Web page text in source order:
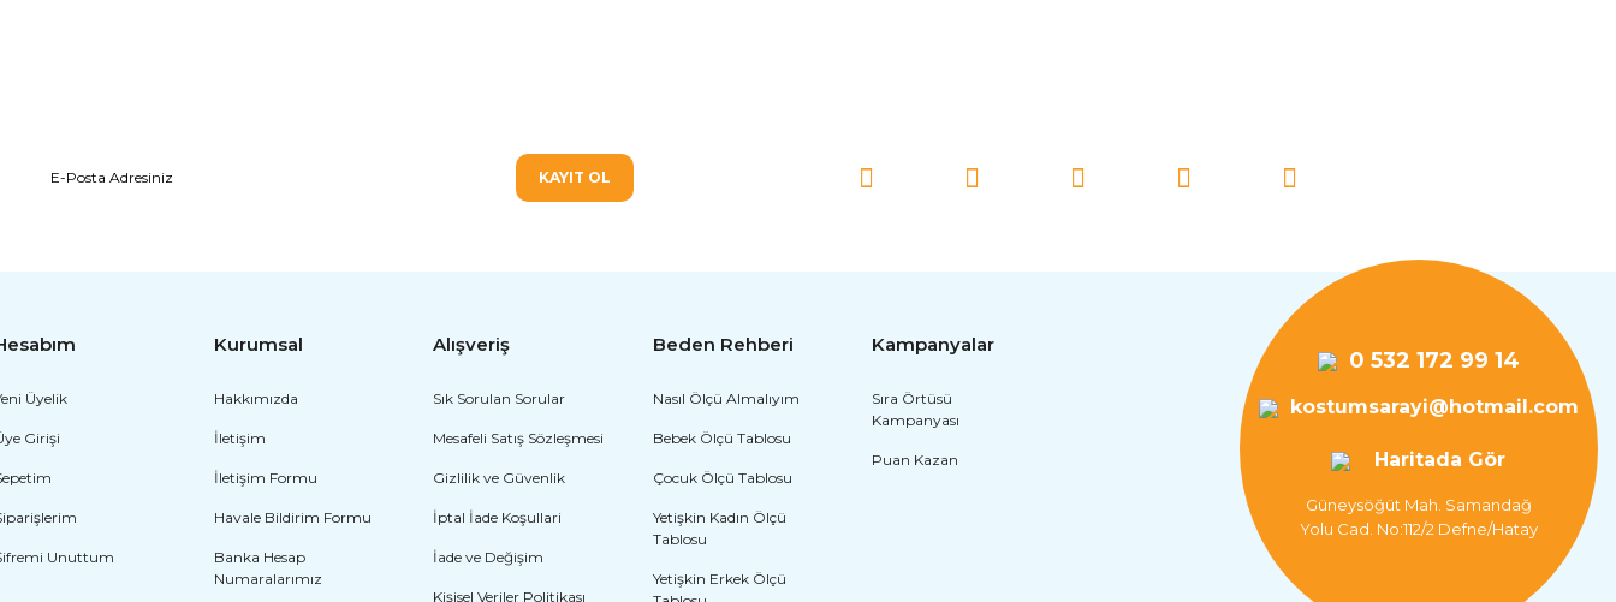
KAYIT OL
Üyelik
Girişi
Unuttum
Kurumsal
Hakkımızda
İletişim
İletişim Formu
Havale Bildirim Formu
Banka Hesap
Numaralarımız
Alışveriş
Sık Sorulan Sorular
Mesafeli Satış Sözleşmesi
Gizlilik ve Güvenlik
İptal İade Koşullari
İade ve Değişim
Kişisel Veriler Politikası
Beden Rehberi
Nasıl Ölçü Almalıyım
Bebek Ölçü Tablosu
Çocuk Ölçü Tablosu
Yetişkin Kadın Ölçü
Tablosu
Yetişkin Erkek Ölçü
Kampanyalar
Sıra Örtüsü
Kampanyası
Puan Kazan
0 532 172 99 14
kostumsarayi@hotmail.com
Haritada Gör
Güneysöğüt Mah. Samandağ
Yolu Cad. No:112/2 Defne/Hatay